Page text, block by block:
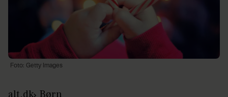
Foto: Getty Images
alt.dk Børn